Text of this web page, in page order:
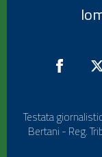
Testata
Bertani - Reg.